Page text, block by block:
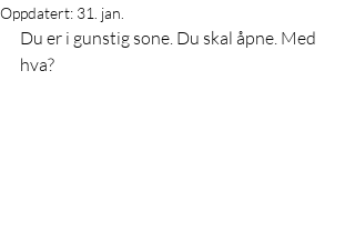
Oppdatert: 31. jan.
Du er i gunstig sone. Du skal åpne. Med
hva?